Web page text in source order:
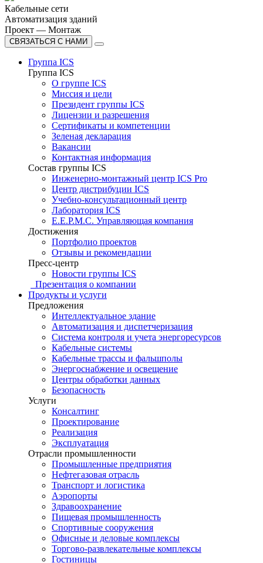
Кабельные сети
Автоматизация зданий
Проект — Монтаж
СВЯЗАТЬСЯ С НАМИ
Группа ICS
Группа ICS
О группе ICS
Миссия и цели
Президент группы ICS
Лицензии и разрешения
Сертификаты и компетенции
Зеленая декларация
Вакансии
Контактная информация
Состав группы ICS
Инженерно-монтажный центр ICS Pro
Центр дистрибуции ICS
Учебно-консультационный центр
Лаборатория ICS
E.E.P.M.C. Управляющая компания
Достижения
Портфолио проектов
Отзывы и рекомендации
Пресс-центр
Новости группы ICS
Презентация о компании
Продукты и услуги
Предложения
Интеллектуальное здание
Автоматизация и диспетчеризация
Система контроля и учета энергоресурсов
Кабельные системы
Кабельные трассы и фальшполы
Энергоснабжение и освещение
Центры обработки данных
Безопасность
Услуги
Консалтинг
Проектирование
Реализация
Эксплуатация
Отрасли промышленности
Промышленные предприятия
Нефтегазовая отрасль
Транспорт и логистика
Аэропорты
Здравоохранение
Пищевая промышленность
Спортивные сооружения
Офисные и деловые комплексы
Торгово-развлекательные комплексы
Гостиницы